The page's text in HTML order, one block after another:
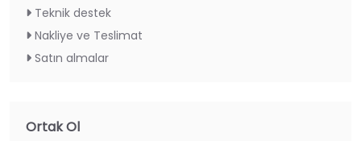
Teknik destek
Nakliye ve Teslimat
Satın almalar
Ortak Ol